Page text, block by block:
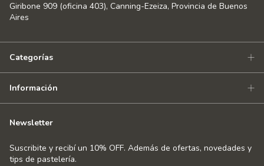
Giribone 909 (oficina 403), Canning-Ezeiza, Provincia de Buenos
Aires
Categorías
Información
Newsletter
Suscribite y recibí un 10% OFF. Además de ofertas, novedades y
tips de pastelería.